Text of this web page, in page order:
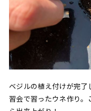
ベジルの植え付けが完
習会で習ったウネ作り。